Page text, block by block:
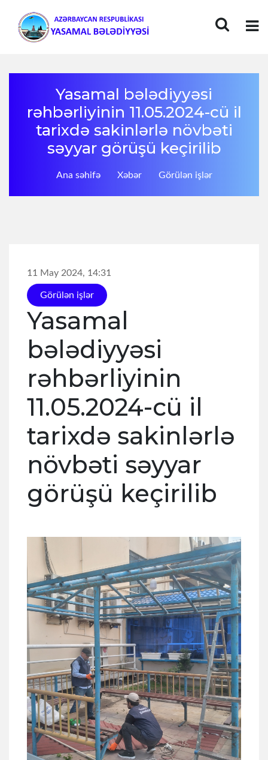
Yasamal bələdiyyəsi
rəhbərliyinin 11.05.2024-cü il
tarixdə sakinlərlə növbəti
səyyar görüşü keçirilib
Ana səhifə Xəbər Görülən işlər
11 May 2024, 14:31
Görülən işlər
Yasamal
bələdiyyəsi
rəhbərliyinin
11.05.2024-cü il
tarixdə sakinlərlə
növbəti səyyar
görüşü keçirilib